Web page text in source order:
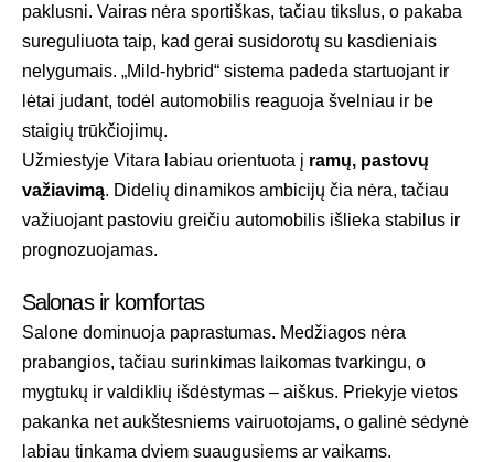
paklusni. Vairas nėra sportiškas, tačiau tikslus, o pakaba
sureguliuota taip, kad gerai susidorotų su kasdieniais
nelygumais. „Mild-hybrid“ sistema padeda startuojant ir
lėtai judant, todėl automobilis reaguoja švelniau ir be
staigių trūkčiojimų.
Užmiestyje Vitara labiau orientuota į ramų, pastovų
važiavimą. Didelių dinamikos ambicijų čia nėra, tačiau
važiuojant pastoviu greičiu automobilis išlieka stabilus ir
prognozuojamas.
Salonas ir komfortas
Salone dominuoja paprastumas. Medžiagos nėra
prabangios, tačiau surinkimas laikomas tvarkingu, o
mygtukų ir valdiklių išdėstymas – aiškus. Priekyje vietos
pakanka net aukštesniems vairuotojams, o galinė sėdynė
labiau tinkama dviem suaugusiems ar vaikams.